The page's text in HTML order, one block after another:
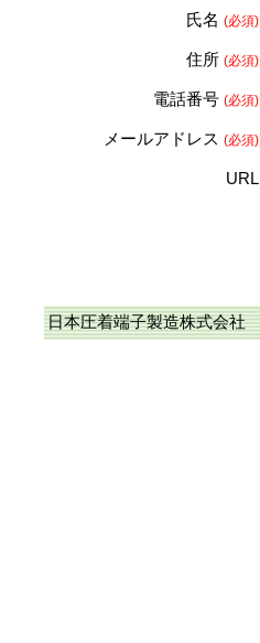
氏名 (必須)
住所 (必須)
電話番号 (必須)
メールアドレス (必須)
URL
日本圧着端子製造株式会社